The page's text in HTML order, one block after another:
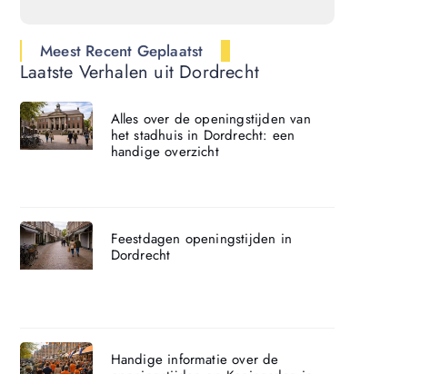
Meest Recent Geplaatst
Laatste Verhalen uit Dordrecht
Alles over de openingstijden van
het stadhuis in Dordrecht: een
handige overzicht
Feestdagen openingstijden in
Dordrecht
Handige informatie over de